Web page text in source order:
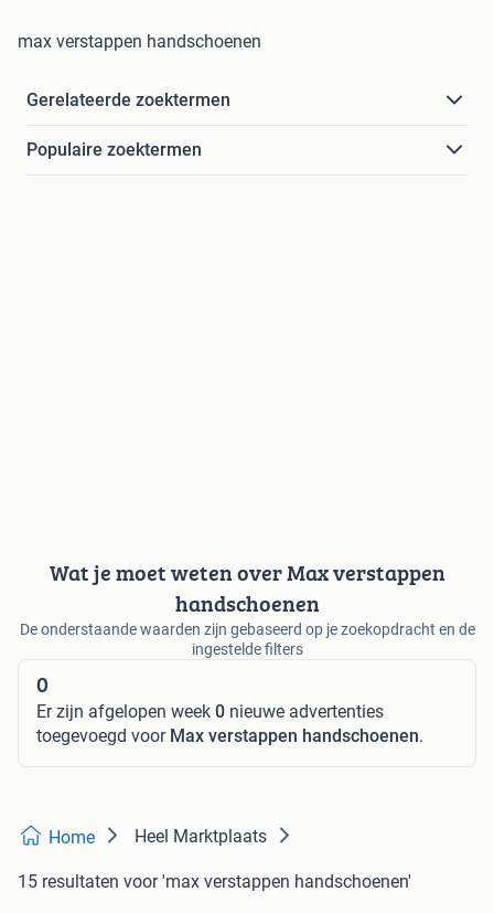
max verstappen handschoenen
Gerelateerde zoektermen
Populaire zoektermen
Wat je moet weten over Max verstappen
handschoenen
De onderstaande waarden zijn gebaseerd op je zoekopdracht en de
ingestelde filters
0
Er zijn afgelopen week 0 nieuwe advertenties
toegevoegd voor Max verstappen handschoenen.
Home Heel Marktplaats
15 resultaten voor 'max verstappen handschoenen'